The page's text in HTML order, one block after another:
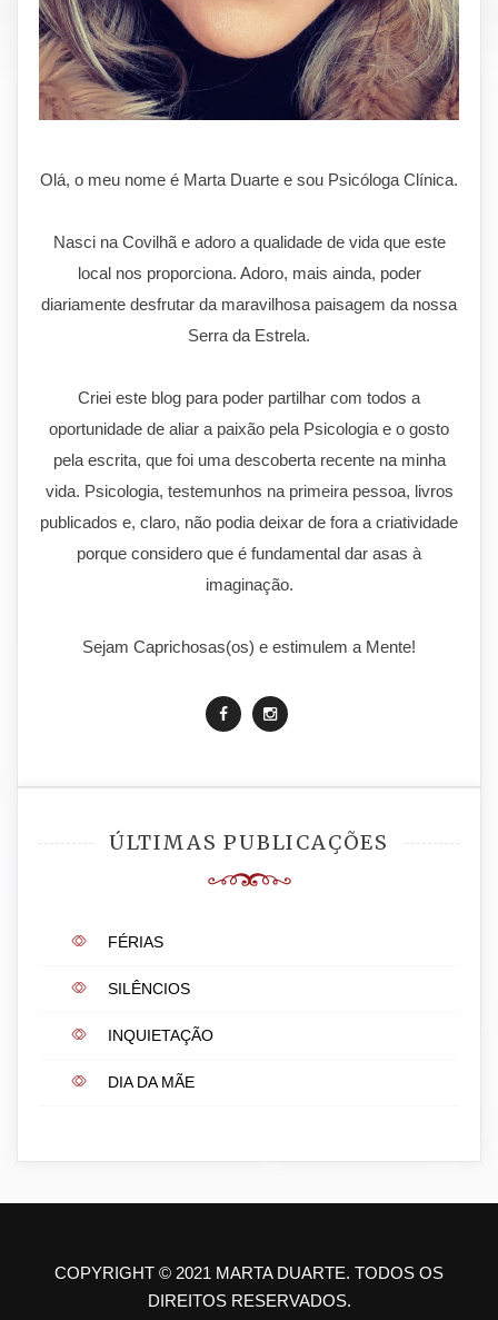
Olá, o meu nome é Marta Duarte e sou Psicóloga Clínica.
Nasci na Covilhã e adoro a qualidade de vida que este
local nos proporciona. Adoro, mais ainda, poder
diariamente desfrutar da maravilhosa paisagem da nossa
Serra da Estrela.
Criei este blog para poder partilhar com todos a
oportunidade de aliar a paixão pela Psicologia e o gosto
pela escrita, que foi uma descoberta recente na minha
vida. Psicologia, testemunhos na primeira pessoa, livros
publicados e, claro, não podia deixar de fora a criatividade
porque considero que é fundamental dar asas à
imaginação.
Sejam Caprichosas(os) e estimulem a Mente!
ÚLTIMAS PUBLICAÇÕES
FÉRIAS
SILÊNCIOS
INQUIETAÇÃO
DIA DA MÃE
COPYRIGHT © 2021 MARTA DUARTE. TODOS OS
DIREITOS RESERVADOS.